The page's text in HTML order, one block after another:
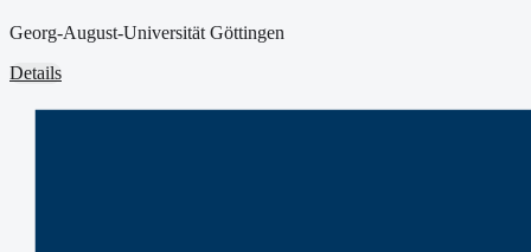
Georg-August-Universität Göttingen
Details